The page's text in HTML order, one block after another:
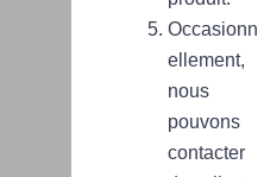
Occasionn
ellement,
nous
pouvons
contacter